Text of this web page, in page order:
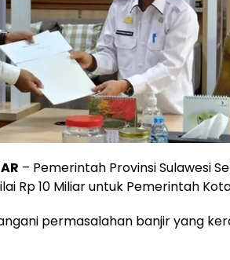
– Pemerintah Provinsi Sulawesi
Rp 10 Miliar untuk Pemerintah
permasalahan banjir yang